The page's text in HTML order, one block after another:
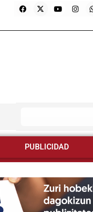
PUBLICIDAD